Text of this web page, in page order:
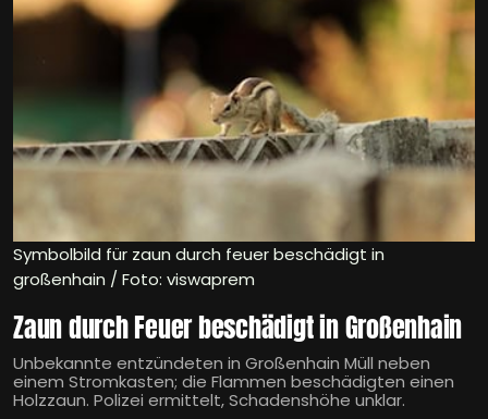
Symbolbild für zaun durch feuer beschädigt in
großenhain / Foto: viswaprem
Zaun durch Feuer beschädigt in Großenhain
Unbekannte entzündeten in Großenhain Müll neben
einem Stromkasten; die Flammen beschädigten einen
Holzzaun. Polizei ermittelt, Schadenshöhe unklar.